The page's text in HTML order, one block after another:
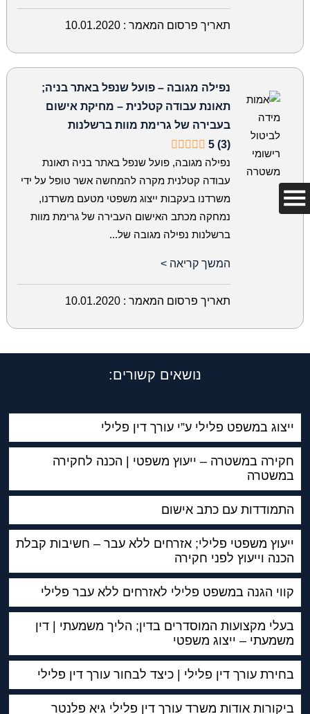
תאריך פרסום המאמר : 10.01.2020
נפילה מגובה – פועל שנפל באתר בניה;
תאונת עבודה קטלנית – מחיקת אישום
בעבירה של גרימת מוות ברשלנות
5 (3)
נפילה מגובה, פועל שנפל באתר בניה תאונת
עבודה קטלנית מקרה להמחשה אשר טופל על ידי
משרדנו בעקבות ייצוג משפטי מטעם משרדנו,
נמחקה מכתב האישום העבירה של גרימת מוות
ברשלנות נפילה מגובה של...
המשך קריאה >
תאריך פרסום המאמר : 10.01.2020
נושאים קשורים:
ייצוג במשפט פלילי ע”י עורך דין פלילי
חקירה במשטרה – ייעוץ משפטי | הכנה לחקירה
במשטרה
התמודדות עם כתב אישום
ייעוץ משפטי פלילי; אזרחים ללא עבר – חשיבות קבלת
הכנה וייעוץ לפני חקירה
קווי הגנה במשפט פלילי לאזרחים ללא עבר פלילי
בעלי מקצועות המוסדרים בדין; הליך משמעתי | דין
משמעתי – ייצוג משפטי
בחירת עורך דין פלילי | כיצד לבחור עורך דין פלילי
ביקורות אודות משרד עורך דין פלילי גיא פלנטר